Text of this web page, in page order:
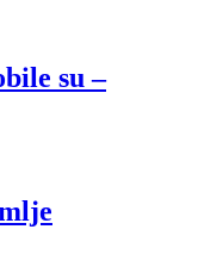
su –